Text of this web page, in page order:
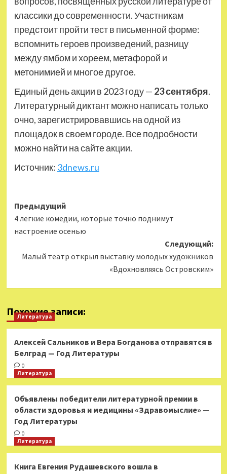
классики до современности. Участникам
предстоит пройти тест в письменной форме:
вспомнить героев произведений, разницу
между ямбом и хореем, метафорой и
метонимией и многое другое.
Единый день акции в 2023 году — 23 сентября.
Литературный диктант можно написать только
очно, зарегистрировавшись на одной из
площадок в своем городе. Все подробности
можно найти на сайте акции.
Источник: 3dnews.ru
Навигация
записи
Предыдущий
4 легкие комедии, которые точно поднимут
настроение осенью
Следующий:
Малый театр открыл выставку молодых художников
«Вдохновляясь Островским»
Похожие записи:
Литература
Алексей Сальников и Вера Богданова отправятся в
Белград — Год Литературы
0
Литература
Объявлены победители литературной премии в
области здоровья и медицины «Здравомыслие» —
Год Литературы
0
Литература
Книга Евгения Рудашевского вошла в